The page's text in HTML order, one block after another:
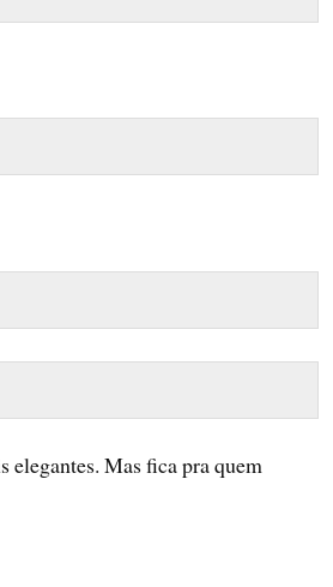
elegantes. Mas fica pra quem